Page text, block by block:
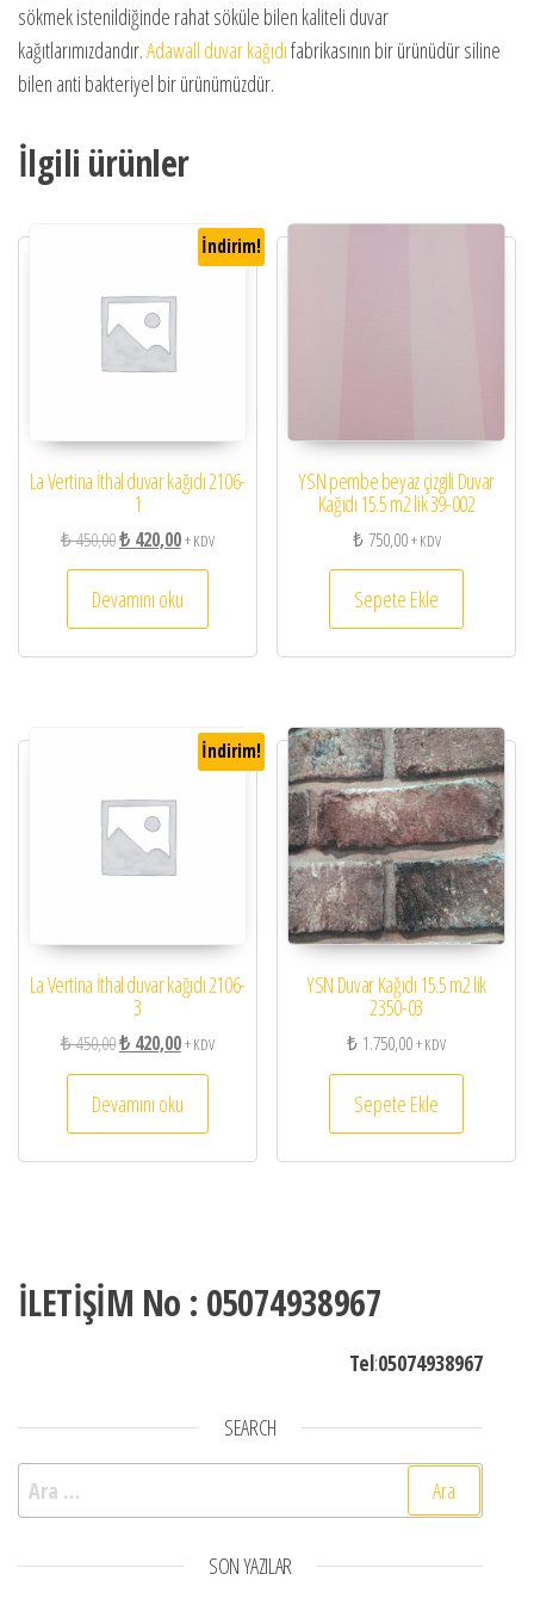
sökmek istenildiğinde rahat söküle bilen kaliteli duvar
kağıtlarımızdandır.Adawall duvar kağıdıfabrikasının bir ürünüdür siline
bilen anti bakteriyel bir ürünümüzdür.
İlgili ürünler
İndirim!
La Vertina İthal duvar kağıdı 2106-
1
₺450,00Orijinal fiyat: ₺ 450,00.
₺420,00Şu andaki fiyat: ₺ 420,00.
+ KDV
Devamını oku
YSN pembe beyaz çizgili Duvar
Kağıdı 15.5 m2 lik 39-002
₺750,00+ KDV
Sepete Ekle
İndirim!
La Vertina İthal duvar kağıdı 2106-
3
₺450,00Orijinal fiyat: ₺ 450,00.
₺420,00Şu andaki fiyat: ₺ 420,00.
+ KDV
Devamını oku
YSN Duvar Kağıdı 15.5 m2 lik
2350-03
₺ 1.750,00+ KDV
Sepete Ekle
İLETİŞİM No : 05074938967
Tel:05074938967
SEARCH
Arama:
SON YAZILAR